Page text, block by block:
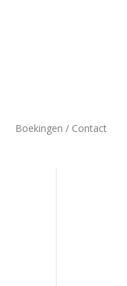
Boekingen / Contact